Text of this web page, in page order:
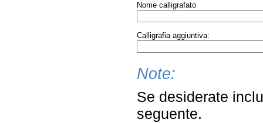
Nome calligrafato
Calligrafia aggiuntiva:
Note:
Se desiderate
seguente.